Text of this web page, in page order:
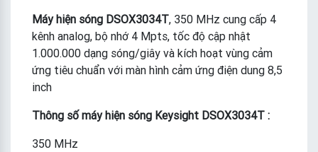
Máy hiện sóng DSOX3034T, 350 MHz cung cấp 4
kênh analog, bộ nhớ 4 Mpts, tốc độ cập nhật
1.000.000 dạng sóng/giây và kích hoạt vùng cảm
ứng tiêu chuẩn với màn hình cảm ứng điện dung 8,5
inch
Thông số máy hiện sóng Keysight DSOX3034T :
350 MHz